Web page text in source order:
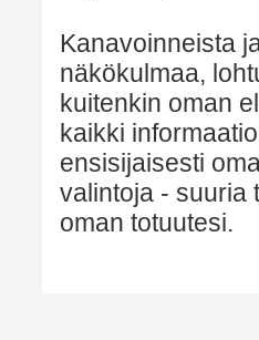
Kanavoinneista
näkökulmaa,
kuitenkin oman
kaikki
ensisijaisesti
valintoja - suuria
oman totuutesi.